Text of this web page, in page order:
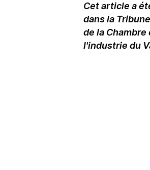
Cet article a
dans la
de la
l'industrie du